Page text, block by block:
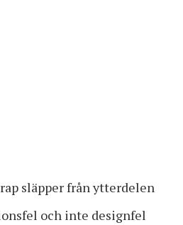
släpper från ytterdelen
och inte designfel